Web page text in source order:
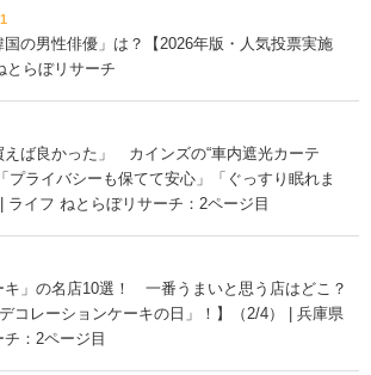
の男性俳優」は？【2026年版・人気投票実施
とらぼリサーチ
えば良かった」 カインズの“車内遮光カーテ
ライバシーも保てて安心」「ぐっすり眠れま
ライフ ねとらぼリサーチ：2ページ目
キ」の名店10選！ 一番うまいと思う店はどこ？
デコレーションケーキの日」！】（2/4） | 兵庫県
：2ページ目